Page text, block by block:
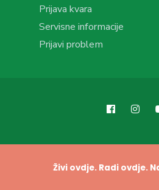
Prijava kvara
Servisne informacije
Prijavi problem
Živi ovdje. Radi ovdje.